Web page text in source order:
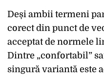
Deși ambii termeni
corect din punct de
acceptat de normele
Dintre „confortabil”
singură variantă este